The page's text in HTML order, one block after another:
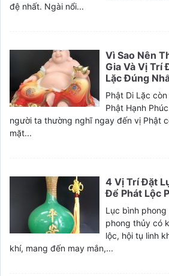
đệ nhất. Ngài nổi...
Vì Sao Nên
Gia Và Vị Trí
Lặc Đúng
Phật Di Lặc
Phật Hạnh
người ta thường nghĩ ngay đến vị Phật
mặt...
4 Vị Trí Đặt
Để Phát Lộc
Lục bình
phong thủy có
lộc, hội tụ linh
khí, mang đến may mắn,...